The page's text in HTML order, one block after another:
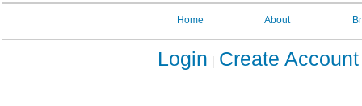
Home About
Login Create Account